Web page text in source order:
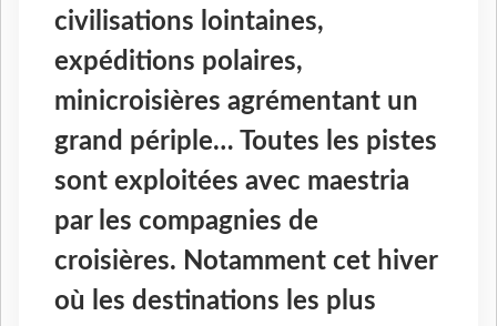
civilisations lointaines,
expéditions polaires,
minicroisières agrémentant un
grand périple… Toutes les pistes
sont exploitées avec maestria
par les compagnies de
croisières. Notamment cet hiver
où les destinations les plus